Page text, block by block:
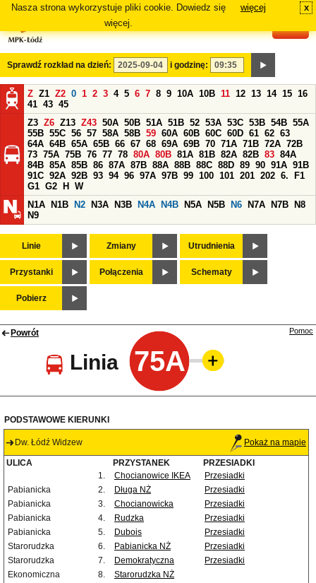
Nasza strona wykorzystuje pliki cookie. Dowiedz się
więcej.
więcej x
Sprawdź rozkład na dzień: i godzinę:
Z Z1 Z2 0 1 2 3 4 5 6 7 8 9 10A 10B 11 12 13 14 15 16
41 43 45
Z3 Z6 Z13 Z43 50A 50B 51A 51B 52 53A 53C 53B 54B 55A
55B 55C 56 57 58A 58B 59 60A 60B 60C 60D 61 62 63
64A 64B 65A 65B 66 67 68 69A 69B 70 71A 71B 72A 72B
73 75A 75B 76 77 78 80A 80B 81A 81B 82A 82B 83 84A
84B 85A 85B 86 87A 87B 88A 88B 88C 88D 89 90 91A 91B
91C 92A 92B 93 94 96 97A 97B 99 100 101 201 202 6.
F1
G1 G2 H
W
N1A
N1B N2 N3A N3B N4A N4B N5A N5B N6 N7A N7B
N8
N9
Linie Zmiany Utrudnienia
Przystanki Połączenia Schematy
Pobierz
Powrót
Linia 75A
Pomoc
PODSTAWOWE KIERUNKI
Dw. Łódź Widzew Pokaż na mapie
ULICA PRZYSTANEK
PRZESIADKI
1.
Chocianowice IKEA
Przesiadki
Pabianicka
2. Długa NŻ
Przesiadki
Pabianicka
3. Chocianowicka
Przesiadki
Pabianicka
4. Rudzka
Przesiadki
Pabianicka
5. Dubois
Przesiadki
Starorudzka
6. Pabianicka NŻ
Przesiadki
Starorudzka
7. Demokratyczna
Przesiadki
Ekonomiczna
8.
Starorudzka NŻ